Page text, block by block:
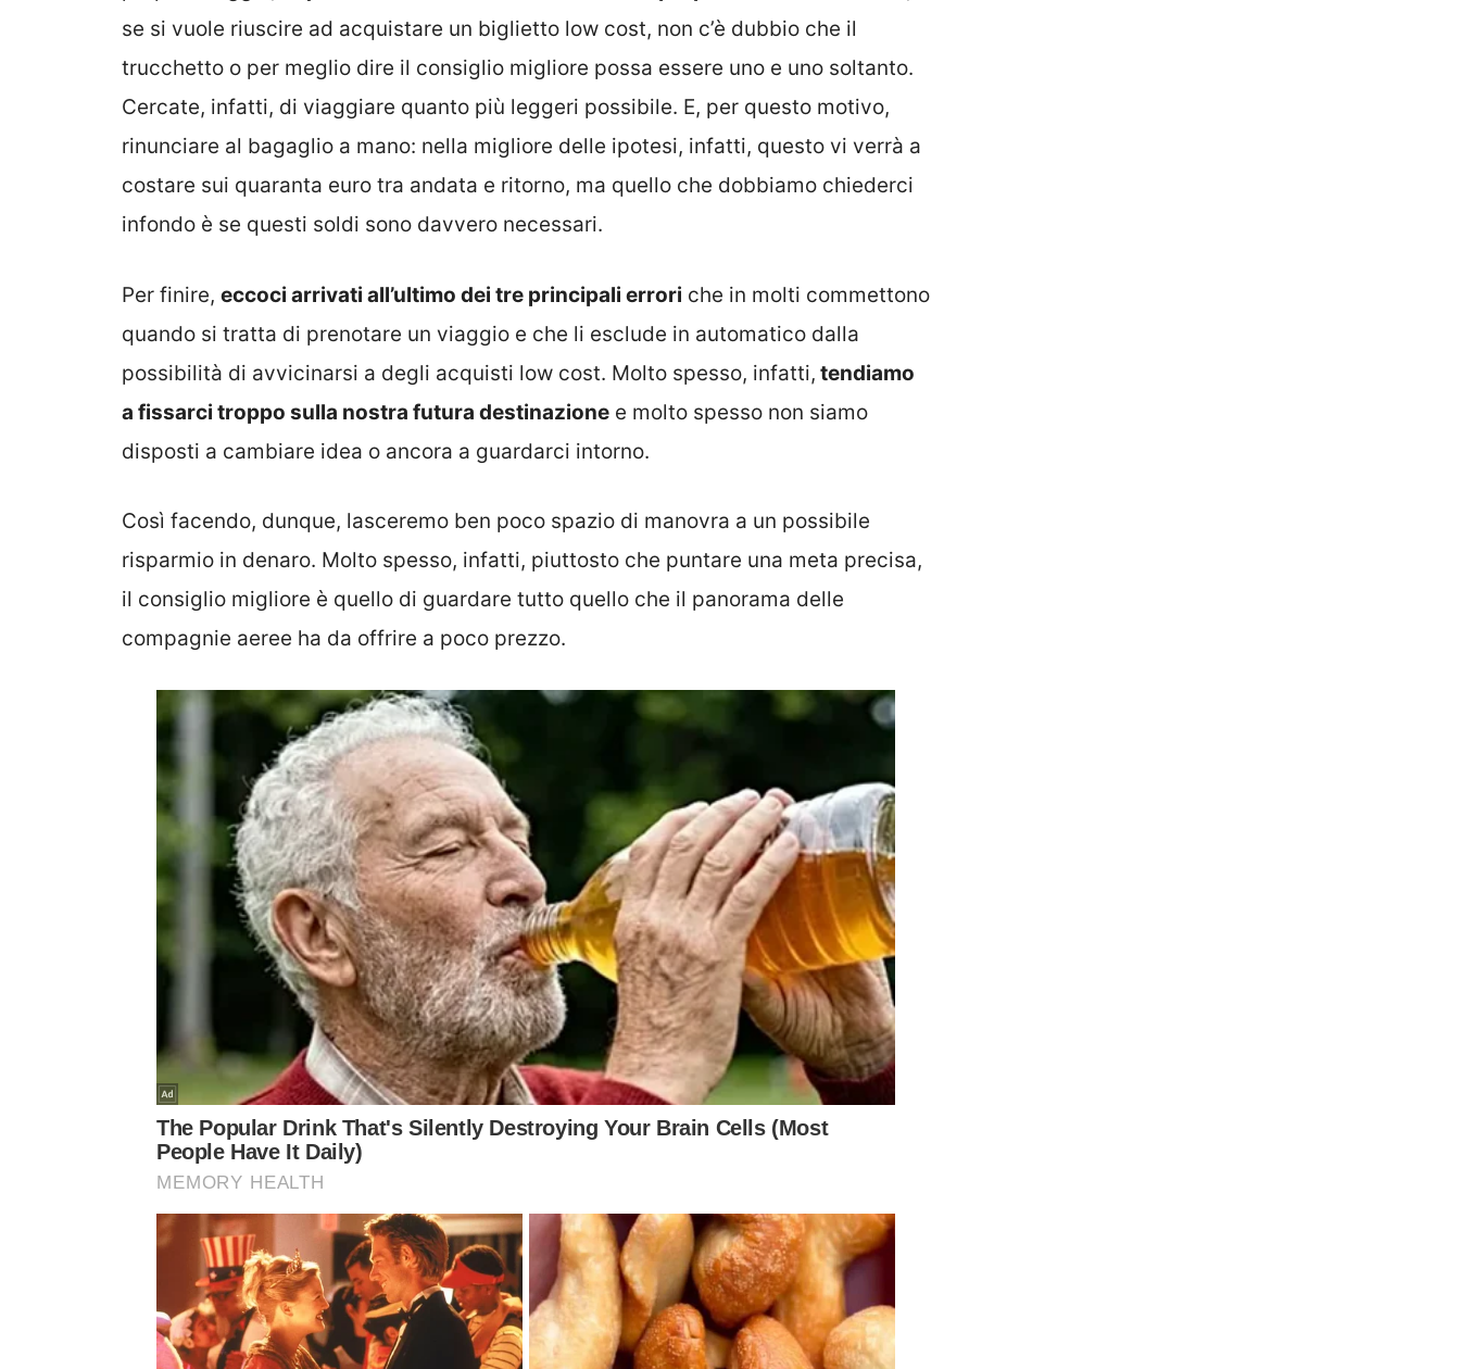
se si vuole riuscire ad acquistare un biglietto low cost, non c’è dubbio che il
trucchetto o per meglio dire il consiglio migliore possa essere uno e uno soltanto.
Cercate, infatti, di viaggiare quanto più leggeri possibile. E, per questo motivo,
rinunciare al bagaglio a mano: nella migliore delle ipotesi, infatti, questo vi verrà a
costare sui quaranta euro tra andata e ritorno, ma quello che dobbiamo chiederci
infondo è se questi soldi sono davvero necessari.
Per finire, eccoci arrivati all’ultimo dei tre principali errori che in molti commettono
quando si tratta di prenotare un viaggio e che li esclude in automatico dalla
possibilità di avvicinarsi a degli acquisti low cost. Molto spesso, infatti, tendiamo
a fissarci troppo sulla nostra futura destinazione e molto spesso non siamo
disposti a cambiare idea o ancora a guardarci intorno.
Così facendo, dunque, lasceremo ben poco spazio di manovra a un possibile
risparmio in denaro. Molto spesso, infatti, piuttosto che puntare una meta precisa,
il consiglio migliore è quello di guardare tutto quello che il panorama delle
compagnie aeree ha da offrire a poco prezzo.